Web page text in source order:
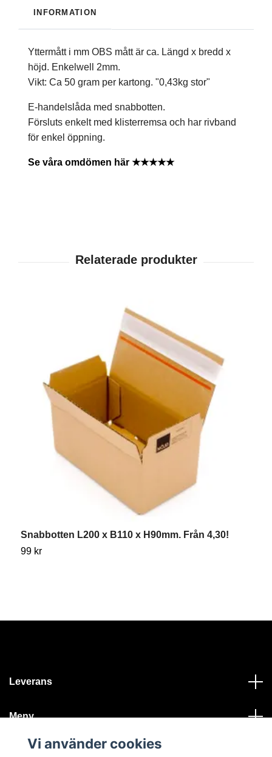
INFORMATION
Yttermått i mm OBS mått är ca. Längd x bredd x
höjd. Enkelwell 2mm.
Vikt: Ca 50 gram per kartong. "0,43kg stor"
E-handelslåda med snabbotten.
Försluts enkelt med klisterremsa och har rivband
för enkel öppning.
Se våra omdömen här ★★★★★
Snabbotten L200 x B110 x H90mm. Från 4,30!
99 kr
Leverans
Meny
Kontakt
Vi använder cookies